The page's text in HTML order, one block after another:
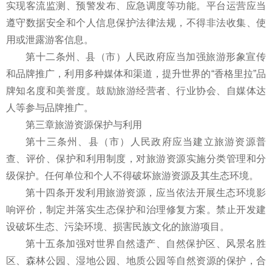
实现客流监测、预警发布、应急调度等功能。平台运营应当
遵守数据安全和个人信息保护法律法规，不得非法收集、使
用或泄露游客信息。
第十二条州、县（市）人民政府应当加强旅游形象宣传
和品牌推广，利用多种媒体和渠道，提升世界的“香格里拉”品
牌知名度和美誉度。鼓励旅游经营者、行业协会、自媒体达
人等参与品牌推广。
第三章旅游资源保护与利用
第十三条州、县（市）人民政府应当建立旅游资源普
查、评价、保护和利用制度，对旅游资源实施分类管理和分
级保护。任何单位和个人不得破坏旅游资源及其生态环境。
第十四条开发利用旅游资源，应当依法开展生态环境影
响评价，制定并落实生态保护和治理修复方案。禁止开发建
设破坏生态、污染环境、损害民族文化的旅游项目。
第十五条加强对世界自然遗产、自然保护区、风景名胜
区、森林公园、湿地公园、地质公园等自然资源的保护，合